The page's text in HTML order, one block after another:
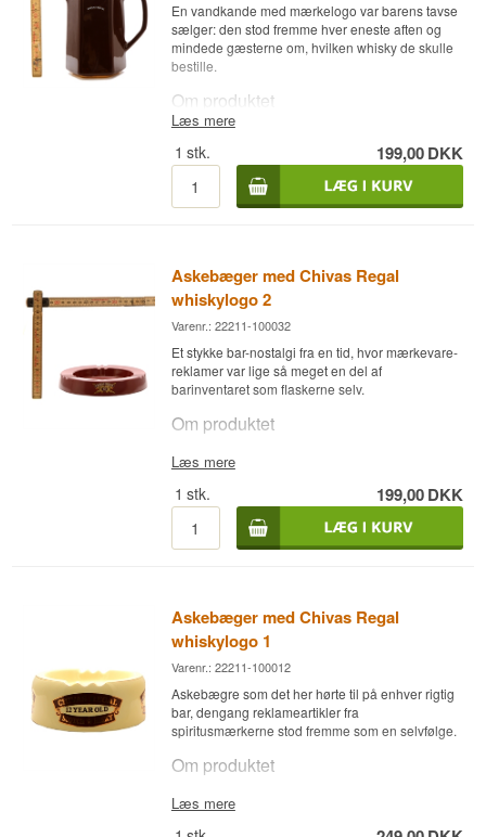
En vandkande med mærkelogo var barens tavse
sælger: den stod fremme hver eneste aften og
mindede gæsterne om, hvilken whisky de skulle
bestille.
Om produktet
vandkande/waterjug med mærkets logo,
oprindeligt lavet som reklameartikel til at stå
fremme på barer og i hjem, hvor man drak Chivas
Regal. Den bruges til at tilsætte vand til whiskyen
I dag er den lige så meget et samlerobjekt for
whisky-entusiaster som et brugstilbehør – begge
dele fungerer fint.
Læs mere
1 stk. 199,00DKK
Askebæger med Chivas Regal
whiskylogo 2
Varenr.: 22211-100032
Et stykke bar-nostalgi fra en tid, hvor mærkevare-
reklamer var lige så meget en del af
barinventaret som flaskerne selv.
Om produktet
Askebægeret bærer Chivas Regals logo i
formentlig fra reklameindustriens storhedstid i
midten af det 20. århundrede. Det er i dag
primært interessant som samlerobjekt og
indretningsdetalje, ikke som brugsgenstand.
hjemmebaren et autentisk strejf af barhistorie.
Læs mere
1 stk. 199,00DKK
Askebæger med Chivas Regal
whiskylogo 1
Varenr.: 22211-100012
Askebægre som det her hørte til på enhver rigtig
bar, dengang reklameartikler fra
spiritusmærkerne stod fremme som en selvfølge.
Om produktet
Askebægeret bærer Chivas Regals logo i
Læs mere